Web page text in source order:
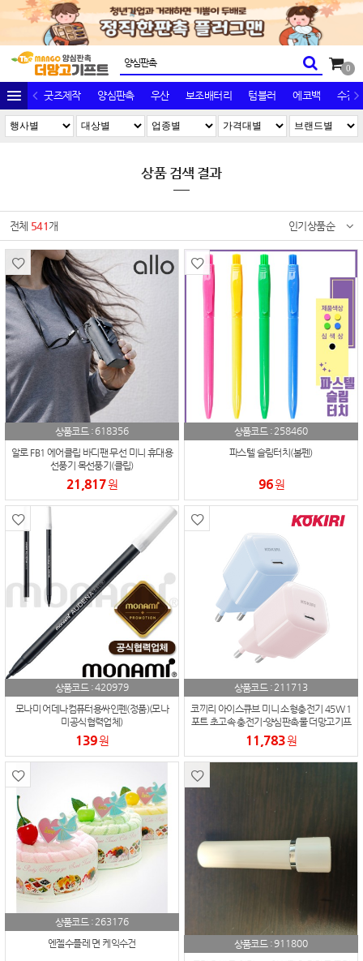
0
굿즈제작 양심판촉 우산 보조배터리 텀블러 에코백 수건/
상품 검색 결과
전체 541 개 인기상품순
상품코드 : 618356
알로 FB1 에어클립 바디팬 무선 미니 휴대용
선풍기 목선풍기(클립)
21,817원
상품코드 :258460
파스텔 슬림터치(볼펜)
96원
상품코드 :420979
모나미 어데나컴퓨터용싸인펜(정품)(모나
미공식협력업체)
139원
상품코드 :211713
코끼리 아이스큐브 미니 소형충전기 45W 1
포트 초고속 충전기-양심판촉물 더망고기프
트 추천 설명
11,783원
상품코드 :263176
엔젤수플레 면 케익수건
상품코드 :911800